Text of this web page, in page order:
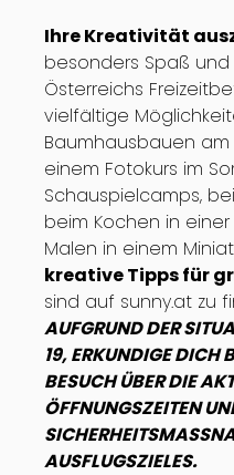
Ihre Kreativität
besonders Spaß
Österreichs
vielfältige
Baumhausbauen
einem Fotokurs im
Schauspielcamps,
beim Kochen in
Malen in einem
kreative Tipps für
sind auf sunny.at zu
AUFGRUND DER
19, ERKUNDIGE DICH
BESUCH ÜBER DIE
ÖFFNUNGSZEITEN
AUSFLUGSZIELES.